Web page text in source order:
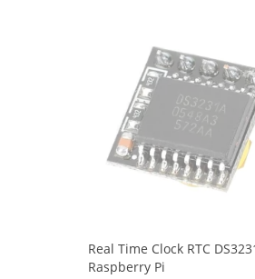
Real Time Clock RTC
Raspberry Pi